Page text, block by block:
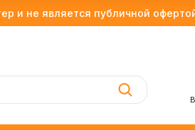
и не является публичной